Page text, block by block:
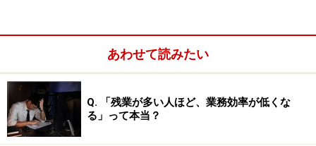
１．眠れない・寝つきが悪い・眠りが浅い >>
不眠の原因となる病気をご紹介します。
２．過眠・眠気が取れない・目覚めが悪い >>
過眠症や起床障害の見分け方をご紹介します。
あわせて読みたい
Q. 「残業が多い人ほど、業務効率が低くな
る」って本当？